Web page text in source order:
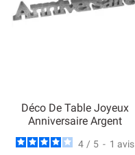
Déco De Table Joyeux
Anniversaire Argent
4 / 5 - 1 avis